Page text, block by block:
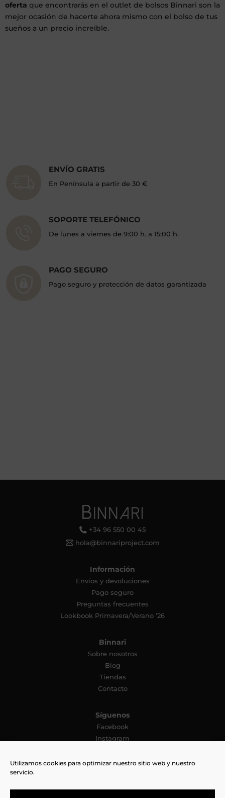
Utilizamos cookies para optimizar nuestro sitio web y nuestro
servicio.
oferta que encontrarás en el outlet de bolsos Binnari son la
mejor ocasión de hacerte ahora mismo con el bolso de tus
sueños a un precio increíble.
ENVÍO GRATIS
En Península a partir de 30 €
SOPORTE TELEFÓNICO
De lunes a viernes de 9:00 h. a 15:00 h.
PAGO SEGURO
Pago seguro y protección de datos garantizada
+34 96 550 00 45
hola@binnariproject.com
Información
Envíos y devoluciones
Pago seguro
Preguntas frecuentes
Lookbook Primavera/Verano ’26
Binnari
Sobre nosotros
Blog
Tiendas
Contacto
Síguenos
Facebook
Instagram
Pinterest